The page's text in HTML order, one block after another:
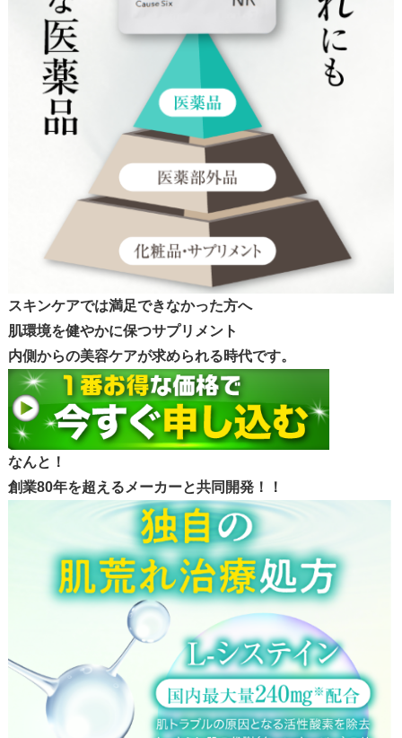
スキンケアでは満足できなかった方へ
肌環境を健やかに保つサプリメント
内側からの美容ケアが求められる時代です。
なんと！
創業80年を超えるメーカーと共同開発！！